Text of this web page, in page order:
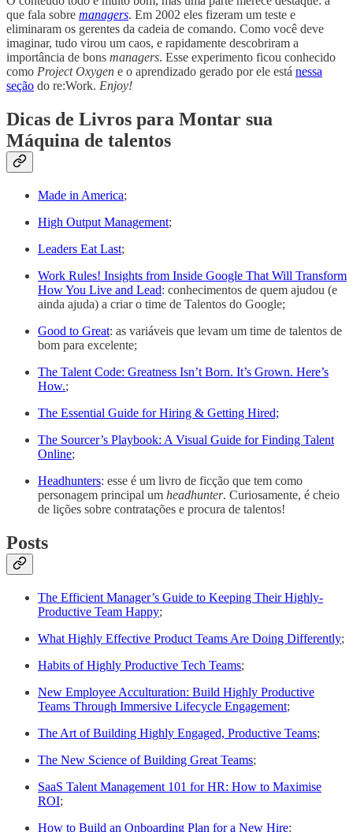
que fala sobre managers. Em 2002 eles fizeram um teste e
eliminaram os gerentes da cadeia de comando. Como você deve
imaginar, tudo virou um caos, e rapidamente descobriram a
importância de bons managers. Esse experimento ficou conhecido
como Project Oxygen e o aprendizado gerado por ele está nessa
seção do re:Work. Enjoy!
Dicas de Livros para Montar sua
Máquina de talentos
Made in America;
High Output Management;
Leaders Eat Last;
Work Rules! Insights from Inside Google That Will Transform
How You Live and Lead: conhecimentos de quem ajudou (e
ainda ajuda) a criar o time de Talentos do Google;
Good to Great: as variáveis que levam um time de talentos de
bom para excelente;
The Talent Code: Greatness Isn’t Born. It’s Grown. Here’s
How.;
The Essential Guide for Hiring & Getting Hired;
The Sourcer’s Playbook: A Visual Guide for Finding Talent
Online;
Headhunters: esse é um livro de ficção que tem como
personagem principal um headhunter. Curiosamente, é cheio
de lições sobre contratações e procura de talentos!
Posts
The Efficient Manager’s Guide to Keeping Their Highly-
Productive Team Happy;
What Highly Effective Product Teams Are Doing Differently;
Habits of Highly Productive Tech Teams;
New Employee Acculturation: Build Highly Productive
Teams Through Immersive Lifecycle Engagement;
The Art of Building Highly Engaged, Productive Teams;
The New Science of Building Great Teams;
SaaS Talent Management 101 for HR: How to Maximise
ROI;
How to Build an Onboarding Plan for a New Hire;